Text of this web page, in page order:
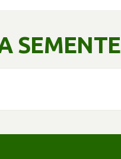
SEMENTE